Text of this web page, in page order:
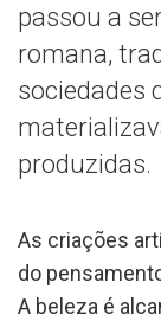
passou a
romana,
sociedades
produzidas.
As criações
do
A beleza é